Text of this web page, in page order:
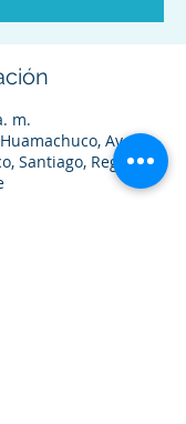
m.
Av. 10
Santiago, Región